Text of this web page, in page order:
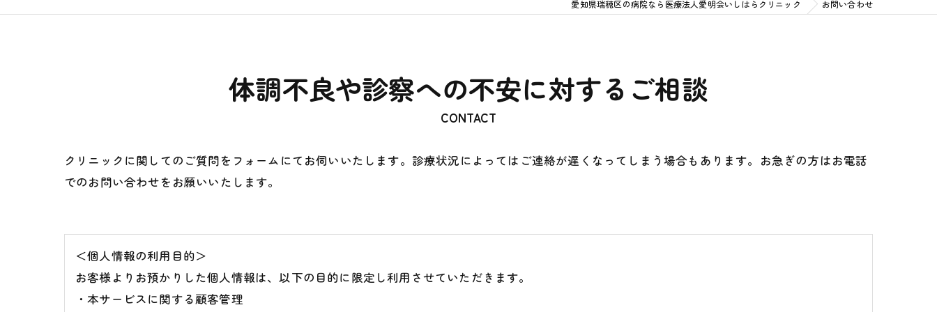
愛知県瑞穂区の病院なら医療法人愛明会いしはらクリニック お問い合わせ
体調不良や診察への不安に対するご相談
CONTACT
クリニックに関してのご質問をフォームにてお伺いいたします。診療状況によってはご連絡が遅くなってしまう場合もあります。お急ぎの方はお電話
でのお問い合わせをお願いいたします。
＜個人情報の利用目的＞
お客様よりお預かりした個人情報は、以下の目的に限定し利用させていただきます。
・本サービスに関する顧客管理